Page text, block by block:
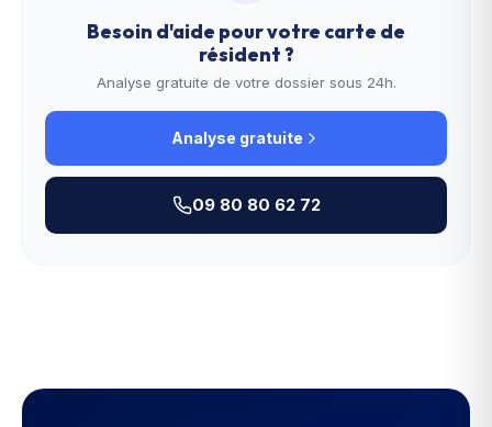
Besoin d'aide pour votre carte de
résident?
Analyse gratuite de votre dossier sous 24h.
Analyse gratuite
09 80 80 62 72